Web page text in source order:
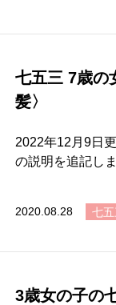
七五三 7歳の
髪〉
2022年12月9日
の説明を追記し
2020.08.28 七
3歳女の子の